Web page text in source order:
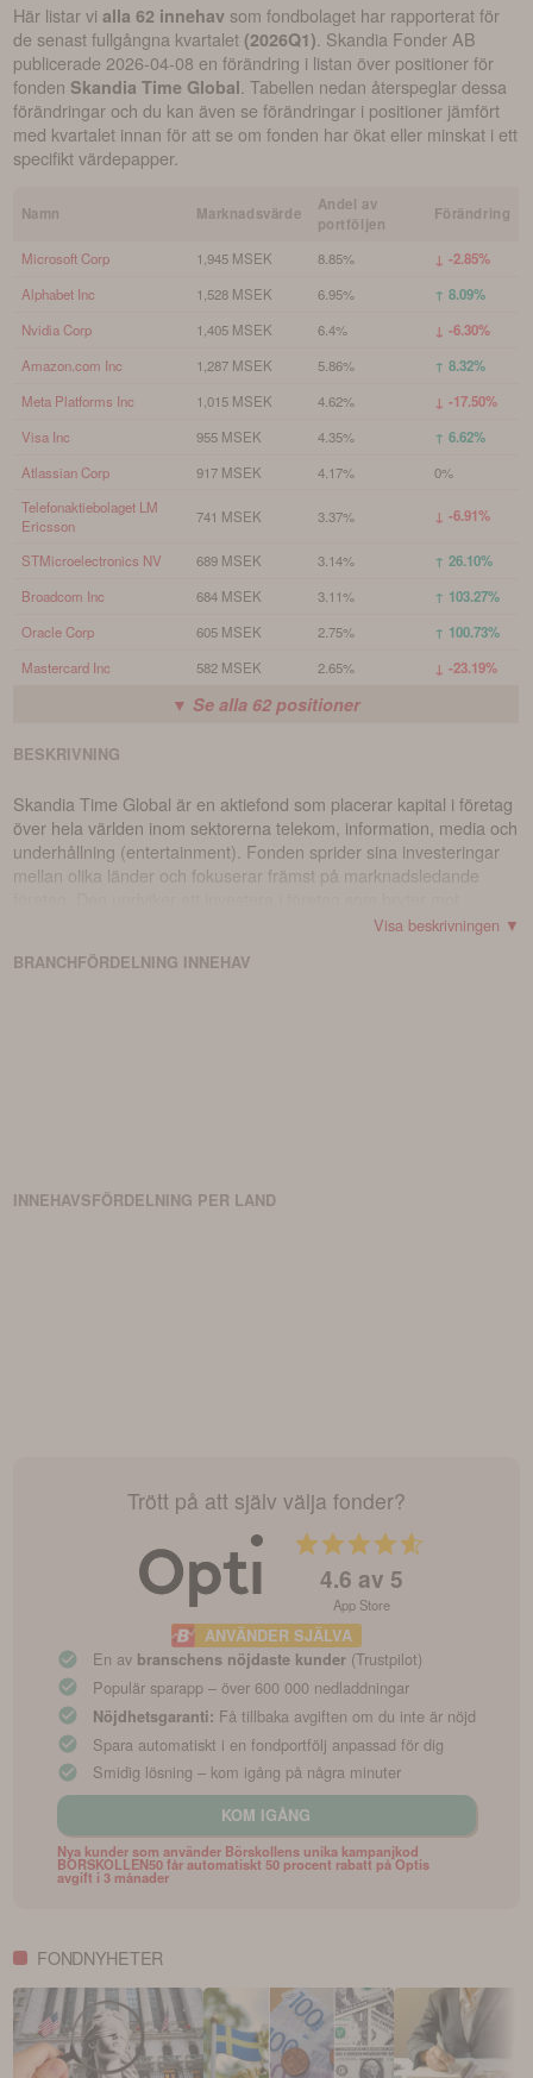
Här listar vialla 62 innehav som fondbolaget har rapporterat för
de senast fullgångna kvartalet (2026Q1) Skandia Fonder AB
publicerade 2026-04-08 en förändring i listan över positioner för
fonden Skandia Time Global . Tabellen nedan återspeglar dessa
förändringar och du kan även se förändringar i positioner jämfört
med kvartalet innan för att se om fonden har ökat eller minskat i ett
specifikt värdepapper.
Namn Marknadsvärde
Andel av
portföljen
Förändring
Microsoft Corp 1,945 MSEK 8.85% ↓ -2.85%
Alphabet Inc 1,528 MSEK 6.95% ↑ 8.09%
Nvidia Corp 1,405 MSEK 6.4% ↓ -6.30%
Amazon.com Inc 1,287 MSEK 5.86% ↑ 8.32%
Meta Platforms Inc 1,015 MSEK 4.62% ↓ -17.50%
Visa Inc 955 MSEK 4.35% ↑ 6.62%
Atlassian Corp 917 MSEK 4.17%
0%
Telefonaktiebolaget LM
Ericsson
741 MSEK 3.37% ↓ -6.91%
STMicroelectronics NV 689 MSEK 3.14% ↑ 26.10%
Broadcom Inc 684 MSEK 3.11% ↑ 103.27%
Oracle Corp 605 MSEK 2.75% ↑ 100.73%
Mastercard Inc 582 MSEK 2.65% ↓ -23.19%
▼ Se alla 62 positioner
BESKRIVNING
Skandia Time Global är en aktiefond som placerar kapital i företag
över hela världen inom sektorerna telekom, information, media och
underhållning (entertainment). Fonden sprider sina investeringar
mellan olika länder och fokuserar främst på marknadsledande
internationella normer för hållbarhet (såsom FN Global Compact)
fonden inte i företag som är involverade i kontroversiella vapen
Visa beskrivningen ▼
BRANCHFÖRDELNING INNEHAV
INNEHAVSFÖRDELNING PER LAND
Trött på att själv välja fonder?
4.6 av 5
App Store
ANVÄNDER SJÄLVA
En av branschens nöjdaste kunder (Trustpilot)
Populär sparapp – över 600 000 nedladdningar
Nöjdhetsgaranti: Få tillbaka avgiften om du inte är nöjd
Spara automatiskt i en fondportfölj anpassad för dig
Smidig lösning – kom igång på några minuter
KOM IGÅNG
Nya kunder som använder Börskollens unika kampanjkod
BORSKOLLEN50 får automatiskt 50 procent rabatt på Optis
avgift i 3 månader
FONDNYHETER